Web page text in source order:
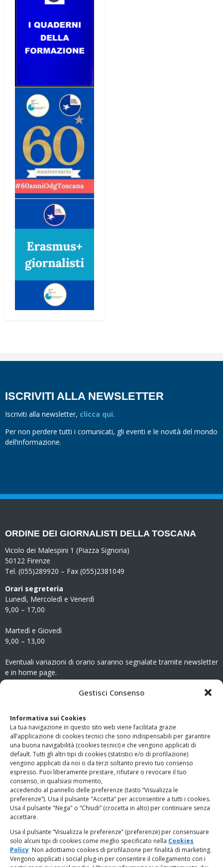
Gestisci Consenso
Informativa sui Cookies
La tua navigazione in questo sito web viene facilitata grazie
all’applicazione di cookies tecnici che sono indispensabili per garantire
una buona navigabilità (cookies tecnici) e che vengono applicati di
default. Tutti gli altri tipi di cookies (statistici e/o di profilazione)
vengono applicati da noi o da terzi soltanto previo tuo consenso
espresso. Puoi liberamente prestare, rifiutare o revocare il tuo
consenso, in qualsiasi momento,
accedendo al pannello delle preferenze (tasto “Visualizza le
preferenze”). Usa il pulsante "Accetta” per acconsentire a tutti i cookies.
Usa il pulsante "Nega" o “Chiudi” (crocetta in alto) per continuare senza
accettare.
Usa il pulsante “Visualizza le preferenze” (preferenze) per consensuare
solo alcuni tipi di cookies come meglio specificato nella Cookies
Policy Non adottiamo cookies di profilazione per finalità di marketing.
Vengono applicati i social plug-in per consentire il collegamento con i
ISCRIVITI ALLA NEWSLETTER
Iscriviti alla newsletter, clicca qui.
Per non perdere tutti i comunicati, gli eventi e le novità del mondo
dell’informazione.
ORDINE DEI GIORNALISTI DELLA TOSCANA
Vicolo dei Malespini 1 (Piazza Signoria)
50122 Firenze
Tel. (055)289920 – Fax (055)2381049
Orari segreteria
Lunedì, Mercoledì e Venerdì
9,00 – 17,00
Martedì e Giovedì
9,00 – 13,00
Eventuali variazioni di orario saranno segnalate tramite newsletter
e in home page.
www.odg.toscana.it – testata registrata presso il Tribunale di
Firenze al nr. 5208 dell’ 08.10.2002. Direttore responsabile:
Giampaolo Marchini – C.F. 80005790482
LINK UTILI
PagoPA
Privacy Policy
Regolamento categorie particolari di dati personali e dati
giudiziari